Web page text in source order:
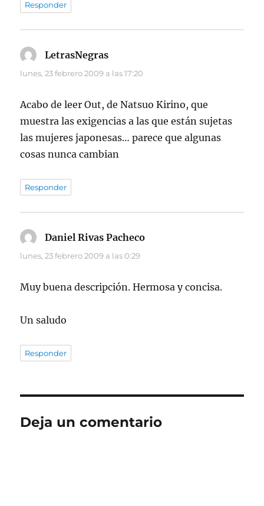
Responder
LetrasNegras
lunes, 23 febrero 2009 a las 17:20
Acabo de leer Out, de Natsuo Kirino, que
muestra las exigencias a las que están sujetas
las mujeres japonesas… parece que algunas
cosas nunca cambian
Responder
Daniel Rivas Pacheco
lunes, 23 febrero 2009 a las 0:29
Muy buena descripción. Hermosa y concisa.
Un saludo
Responder
Deja un comentario